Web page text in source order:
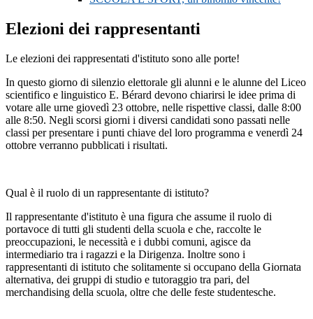
Elezioni dei rappresentanti
Le elezioni dei rappresentati d'istituto sono alle porte!
In questo giorno di silenzio elettorale gli alunni e le alunne del Liceo
scientifico e linguistico E. Bérard devono chiarirsi le idee prima di
votare alle urne giovedì 23 ottobre, nelle rispettive classi, dalle 8:00
alle 8:50. Negli scorsi giorni i diversi candidati sono passati nelle
classi per presentare i punti chiave del loro programma e venerdì 24
ottobre verranno pubblicati i risultati.
Qual è il ruolo di un rappresentante di istituto?
Il rappresentante d'istituto è una figura che assume il ruolo di
portavoce di tutti gli studenti della scuola e che, raccolte le
preoccupazioni, le necessità e i dubbi comuni, agisce da
intermediario tra i ragazzi e la Dirigenza. Inoltre sono i
rappresentanti di istituto che solitamente si occupano della Giornata
alternativa, dei gruppi di studio e tutoraggio tra pari, del
merchandising della scuola, oltre che delle feste studentesche.